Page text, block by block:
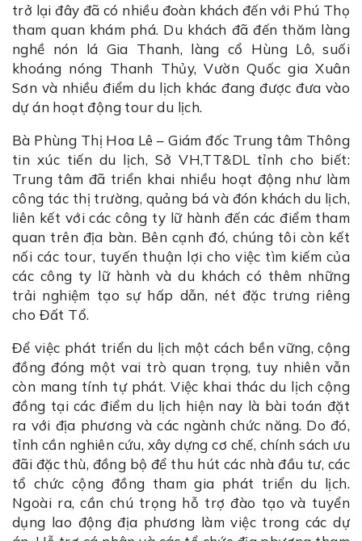
trở lại đây đã có nhiều đoàn khách đến với Phú Thọ
tham quan khám phá. Du khách đã đến thăm làng
nghề nón lá Gia Thanh, làng cổ Hùng Lô, suối
khoáng nóng Thanh Thủy, Vườn Quốc gia Xuân
Sơn và nhiều điểm du lịch khác đang được đưa vào
dự án hoạt động tour du lịch.
Bà Phùng Thị Hoa Lê – Giám đốc Trung tâm Thông
tin xúc tiến du lịch, Sở VH,TT&DL tỉnh cho biết:
Trung tâm đã triển khai nhiều hoạt động như làm
công tác thị trường, quảng bá và đón khách du lịch,
liên kết với các công ty lữ hành đến các điểm tham
quan trên địa bàn. Bên cạnh đó, chúng tôi còn kết
nối các tour, tuyến thuận lợi cho việc tìm kiếm của
các công ty lữ hành và du khách có thêm những
trải nghiệm tạo sự hấp dẫn, nét đặc trưng riêng
cho Đất Tổ.
Để việc phát triển du lịch một cách bền vững, cộng
đồng đóng một vai trò quan trọng, tuy nhiên vẫn
còn mang tính tự phát. Việc khai thác du lịch cộng
đồng tại các điểm du lịch hiện nay là bài toán đặt
ra với địa phương và các ngành chức năng. Do đó,
tỉnh cần nghiên cứu, xây dựng cơ chế, chính sách ưu
đãi đặc thù, đồng bộ để thu hút các nhà đầu tư, các
tổ chức cộng đồng tham gia phát triển du lịch.
Ngoài ra, cần chú trọng hỗ trợ đào tạo và tuyển
dụng lao động địa phương làm việc trong các dự